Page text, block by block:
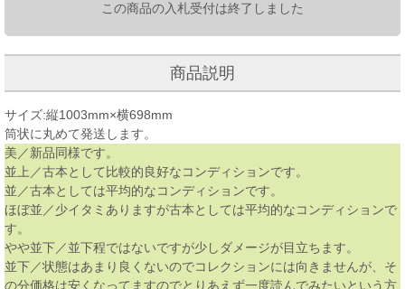
この商品の入札受付は終了しました
商品説明
サイズ:縦1003mm×横698mm
筒状に丸めて発送します。
美／新品同様です。
並上／古本として比較的良好なコンディションです。
並／古本としては平均的なコンディションです。
ほぼ並／少イタミありますが古本としては平均的なコンディションで
す。
やや並下／並下程ではないですが少しダメージが目立ちます。
並下／状態はあまり良くないのでコレクションには向きませんが、そ
の分価格は安くなってますのでとりあえず一度読んでみたいという方